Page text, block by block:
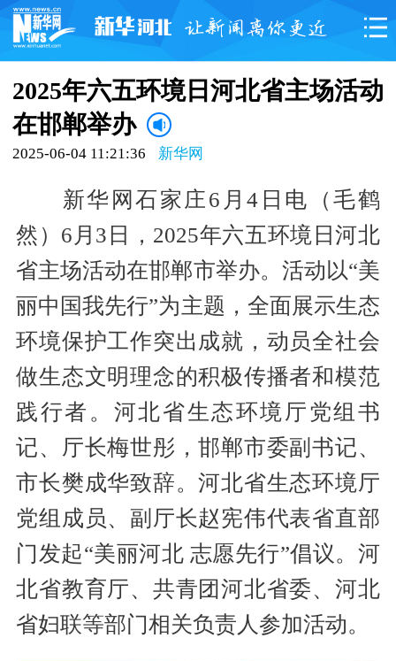
2025年六五环境日河北省主场活动
在邯郸举办
2025-06-04 11:21:36 新华网
新华网石家庄6月4日电（毛鹤
然）6月3日，2025年六五环境日河北
省主场活动在邯郸市举办。活动以“美
丽中国我先行”为主题，全面展示生态
环境保护工作突出成就，动员全社会
做生态文明理念的积极传播者和模范
践行者。河北省生态环境厅党组书
记、厅长梅世彤，邯郸市委副书记、
市长樊成华致辞。河北省生态环境厅
党组成员、副厅长赵宪伟代表省直部
门发起“美丽河北 志愿先行”倡议。河
北省教育厅、共青团河北省委、河北
省妇联等部门相关负责人参加活动。